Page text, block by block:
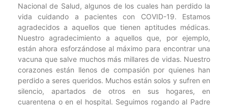
Nacional de Salud, algunos de los cuales han perdido la
vida cuidando a pacientes con COVID-19. Estamos
agradecidos a aquellos que tienen aptitudes médicas.
Nuestro agradecimiento a aquellos que, por ejemplo,
están ahora esforzándose al máximo para encontrar una
vacuna que salve muchos más millares de vidas. Nuestro
corazones están llenos de compasión por quienes han
perdido a seres queridos. Muchos están solos y sufren en
silencio, apartados de otros en sus hogares, en
cuarentena o en el hospital. Seguimos rogando al Padre